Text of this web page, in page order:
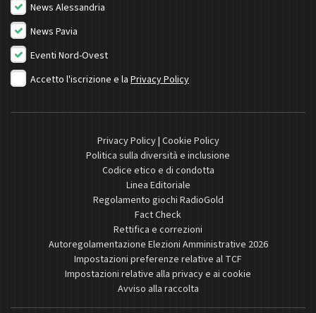
News Alessandria
News Pavia
Eventi Nord-Ovest
Accetto l'iscrizione e la Privacy Policy
Privacy Policy| Cookie Policy
Politica sulla diversità e inclusione
Codice etico e di condotta
Linea Editoriale
Regolamento giochi RadioGold
Fact Check
Rettifica e correzioni
Autoregolamentazione Elezioni Amministrative 2026
Impostazioni preferenze relative al TCF
Impostazioni relative alla privacy e ai cookie
Avviso alla raccolta